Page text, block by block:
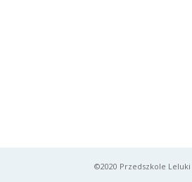
©2020 Przedszkole